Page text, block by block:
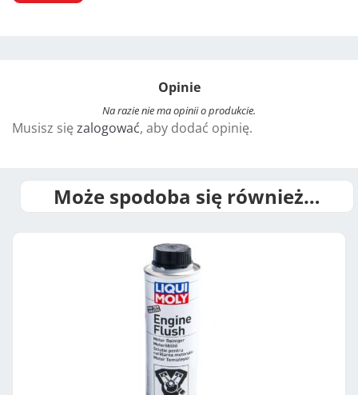
n
Opinie
Na razie nie ma opinii o produkcie.
Musisz się zalogować, aby dodać opinię.
Może spodoba się również…